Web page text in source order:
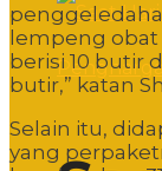
lempeng
berisi 10 butir
butir,” katan
Selain itu,
yang